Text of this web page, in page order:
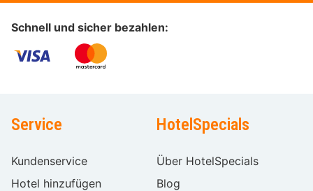
Schnell und sicher bezahlen:
Service
Kundenservice
Hotel hinzufügen
HotelSpecials
Über HotelSpecials
Blog